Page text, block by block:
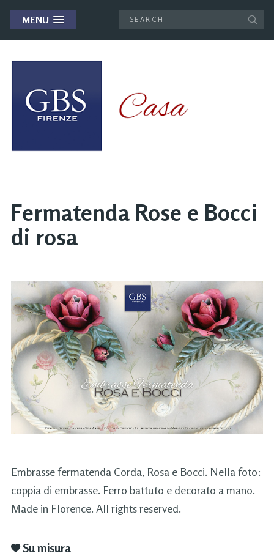
MENU
Fermatenda Rose e Bocci
di rosa
Embrasse fermatenda Corda, Rosa e Bocci. Nella foto:
coppia di embrasse. Ferro battuto e decorato a mano.
Made in Florence. All rights reserved.
Su misura